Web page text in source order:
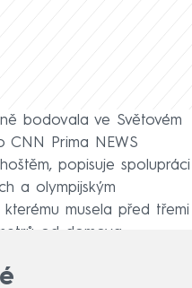
bodovala ve Světovém
CNN Prima NEWS
popisuje spolupráci
a olympijským
musela před třemi
od domova.